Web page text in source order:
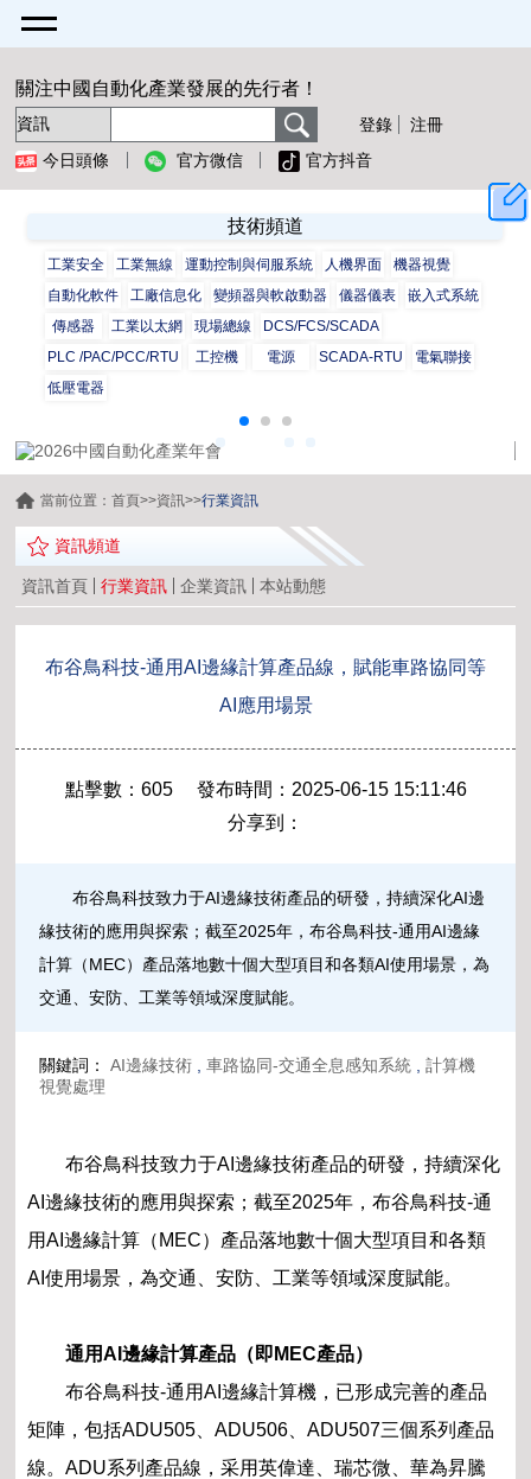
關注中國自動化產業發展的先行者！
登錄
注冊
今日頭條
官方微信 官方抖音
技術頻道
工業安全 工業無線 運動控制與伺服系統 人機界面
機器視覺
自動化軟件
工廠信息化 變頻器與軟啟動器 儀器儀表
嵌入式系統
傳感器
工業以太網 現場總線
DCS/FCS/SCADA
PLC /PAC/PCC/RTU
工控機 電源 SCADA-RTU
電氣聯接
低壓電器
當前位置：首頁>>資訊>>行業資訊
資訊頻道
資訊首頁 行業資訊 企業資訊 本站動態
布谷鳥科技-通用AI邊緣計算產品線，賦能車路協同等
AI應用場景
點擊數：605 發布時間：2025-06-15 15:11:46
分享到：
布谷鳥科技致力于AI邊緣技術產品的研發，持續深化AI邊
緣技術的應用與探索；截至2025年，布谷鳥科技-通用AI邊緣
計算（MEC）產品落地數十個大型項目和各類AI使用場景，為
交通、安防、工業等領域深度賦能。
關鍵詞： AI邊緣技術 ,車路協同-交通全息感知系統 ,計算機
視覺處理
布谷鳥科技致力于AI邊緣技術產品的研發，持續深化
AI邊緣技術的應用與探索；截至2025年，布谷鳥科技-通
用AI邊緣計算（MEC）產品落地數十個大型項目和各類
AI使用場景，為交通、安防、工業等領域深度賦能。
通用AI邊緣計算產品（即MEC產品）
布谷鳥科技-通用AI邊緣計算機，已形成完善的產品
矩陣，包括ADU505、ADU506、ADU507三個系列產品
線。ADU系列產品線，采用英偉達、瑞芯微、華為昇騰